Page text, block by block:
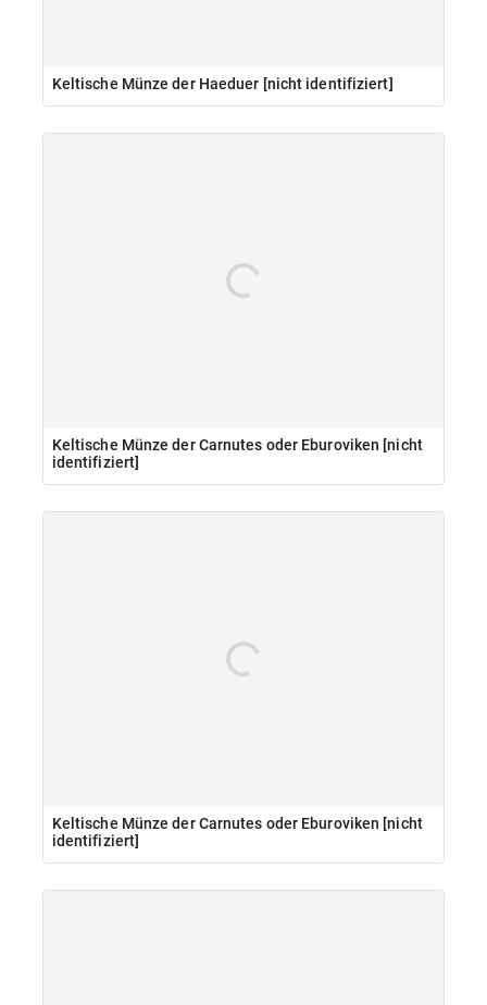
Keltische Münze der Haeduer [nicht identifiziert]
Keltische Münze der Carnutes oder Eburoviken [nicht
identifiziert]
Keltische Münze der Carnutes oder Eburoviken [nicht
identifiziert]